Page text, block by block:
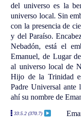
del universo es la
universo local. Sin
con la presencia de
y del Paraíso.
Nebadón, está el
Emanuel, de Lugar
al universo local de
Hijo de la Trinidad
Padre Universal ante
ahí su nombre de
33:5.2 (370.7)